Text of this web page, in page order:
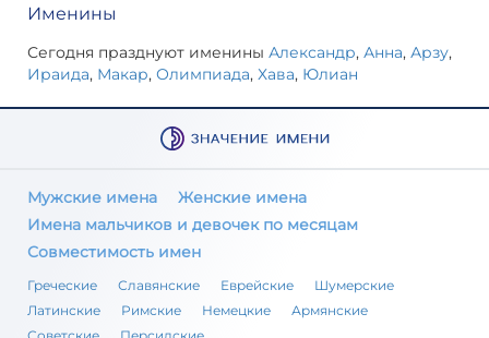
Именины
Сегодня празднуют именины Александр, Анна, Арзу,
Ираида, Макар, Олимпиада, Хава, Юлиан
Мужские имена
Женские имена
Имена мальчиков и девочек по месяцам
Совместимость имен
Греческие Славянские Еврейские
Шумерские
Латинские
Римские Немецкие
Армянские